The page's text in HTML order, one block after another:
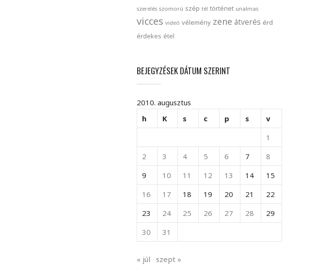
szerelés szomorú szép tél történet unalmas
vicces videó vélemény zene átverés érd
érdekes étel
BEJEGYZÉSEK DÁTUM SZERINT
2010. augusztus
h
K s c p s
v
1
2
3 4 5 6 7
8
9
10 11 12 13 14
15
16
17 18 19 20 21
22
23
24 25 26 27 28
29
30
31
« júl szept »